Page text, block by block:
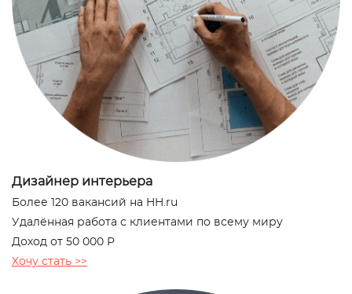
Дизайнер интерьера
Более 120 вакансий на HH.ru
Удалённая работа с клиентами по всему миру
Доход от 50 000 Р
Хочу стать >>